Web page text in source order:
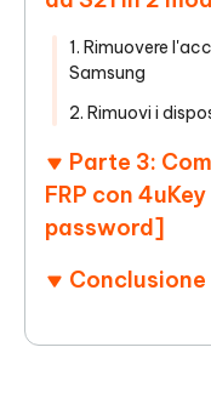
1. Rimuovere
Samsung
2. Rimuovi i
Parte 3:
FRP con
password]
Conclusione